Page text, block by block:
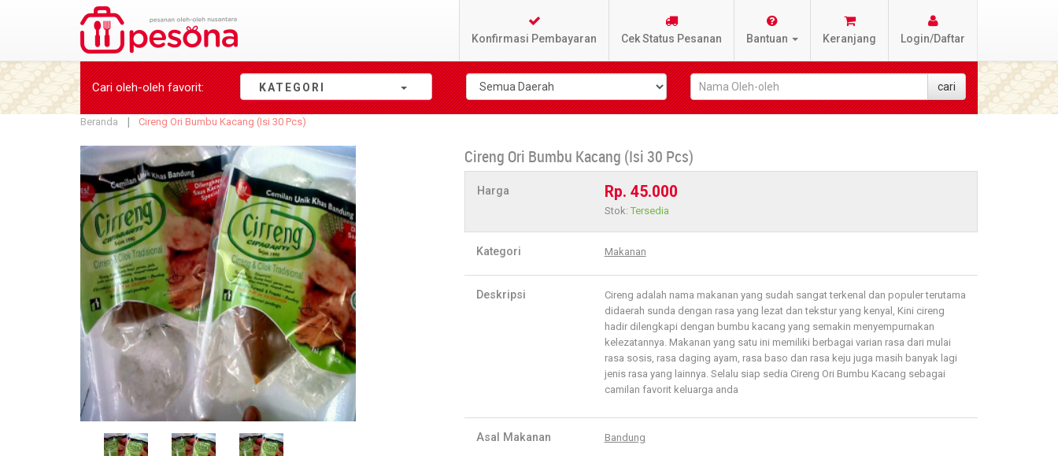
Konfirmasi Pembayaran Cek Status Pesanan Bantuan Keranjang Login/Daftar
Cari oleh-olehfavorit: KATEGORI
Beranda Cireng Ori Bumbu Kacang (Isi 30 Pcs)
Cireng Ori Bumbu Kacang (Isi 30 Pcs)
Harga Rp. 45.000
Stok:Tersedia
Kategori Makanan
Deskripsi
Cireng adalah nama makanan yang sudah sangat terkenal dan populer terutama
didaerah sunda dengan rasa yang lezat dan tekstur yang kenyal, Kini cireng
hadir dilengkapi dengan bumbu kacang yang semakin menyempurnakan
kelezatannya. Makanan yang satu ini memiliki berbagai varian rasa dari mulai
rasa sosis, rasa daging ayam, rasa baso dan rasa keju juga masih banyak lagi
jenis rasa yang lainnya. Selalu siap sedia Cireng Ori Bumbu Kacang sebagai
camilan favorit keluarga anda
Asal Makanan Bandung